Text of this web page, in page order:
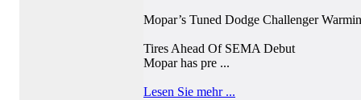
Mopar’s Tuned Dodge Challenger
Tires Ahead Of SEMA Debut
Mopar has pre ...
Lesen Sie mehr ...